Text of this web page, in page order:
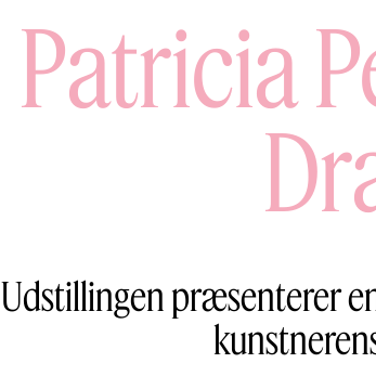
Patricia
Udstillingen præsenterer